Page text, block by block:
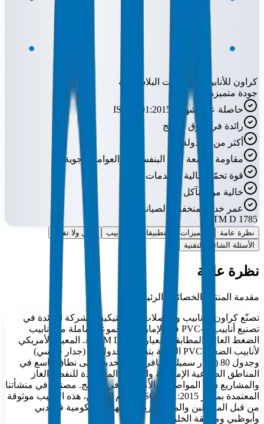
كراون للأنابيب والوصلات البلاستيكية
جودة متميزة
حاصلة على شهادة ISO 9001:2015
رائدة في سوق الخليج
أكثر من 52 دولة
مقاومة للأشعة فوق البنفسجية والعوامل الجوية
قوة تحمّل عالية للصدمات
خالية من التآكل
عمر خدمة منخفض الصيانة
ASTM D 1785
نظرة عامة المميزات التطبيقات الأنابيب
افعل ولا تفعل
الأسئلة الشائعة التقنية
نظرة عامة
مقدمة المنتج والخصائص الرئيسية
تصنّع كراون للأنابيب والوصلات البلاستيكية، الشركة الرائدة في
تصنيع أنابيب PVC-U في الإمارات، مجموعة شاملة من أنابيب
الضغط العالي المطابقة لمعيار ASTM D 1785. المعيار الأمريكي
لأنابيب الضغط PVC الصلبة بتصنيف جدول 40 (جدار قياسي)
وجدول 80 (جدار سميك إضافي). مستخدمة على نطاق واسع في
المناطق الصناعية الإماراتية والأنظمة المساعدة للنفط والغاز
والمشاريع ذات المواصفات الأمريكية في الخليج. مصنعة في منشأتنا
المعتمدة بمعيار ISO 9001:2015 في أم القيوين، هذه الأنابيب موثوقة
من قبل المقاولين والمستشارين والجهات الحكومية في دبي
وأبوظبي ومنطقة الخليج.